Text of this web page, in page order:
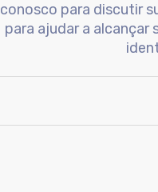
conosco para discutir
para ajudar a alcançar